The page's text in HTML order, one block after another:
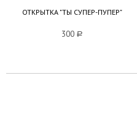
ОТКРЫТКА "ТЫ СУПЕР-ПУПЕР"
300 a